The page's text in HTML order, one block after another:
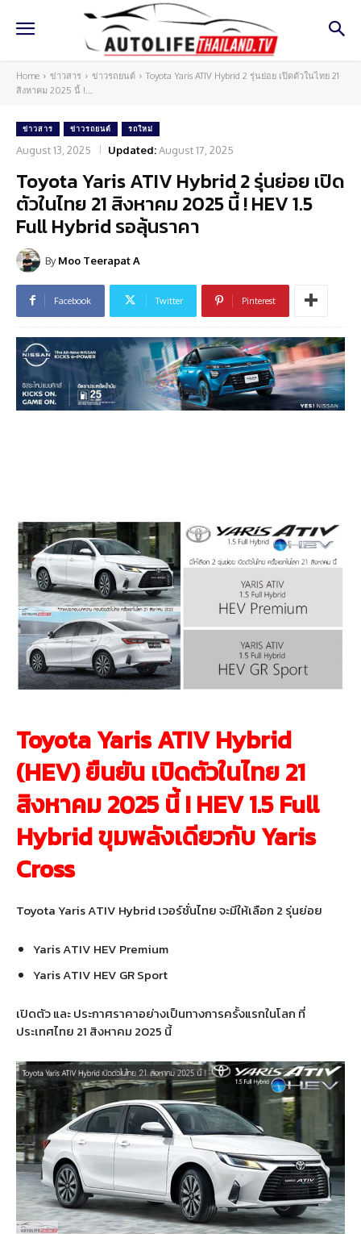
Home ข่าวสาร ข่าวรถยนต์
Toyota Yaris ATIV Hybrid 2 รุ่นย่อย เปิดตัวในไทย 21
สิงหาคม 2025 นี้ !...
ข่าวสาร ข่าวรถยนต์ รถใหม่
August 13, 2025 Updated:August 17, 2025
Toyota Yaris ATIV Hybrid 2 รุ่นย่อย เปิด
ตัวในไทย 21 สิงหาคม 2025 นี้ ! HEV 1.5
Full Hybrid รอลุ้นราคา
By Moo Teerapat A
Facebook Twitter Pinterest
Toyota Yaris ATIV Hybrid
(HEV) ยืนยัน เปิดตัวในไทย 21
สิงหาคม 2025 นี้ ! HEV 1.5 Full
Hybrid ขุมพลังเดียวกับ Yaris
Cross
Toyota Yaris ATIV Hybrid เวอร์ชั่นไทย จะมีให้เลือก 2 รุ่นย่อย
Yaris ATIV HEV Premium
Yaris ATIV HEV GR Sport
เปิดตัว และ ประกาศราคาอย่างเป็นทางการครั้งแรกในโลก ที่
ประเทศไทย 21 สิงหาคม 2025 นี้